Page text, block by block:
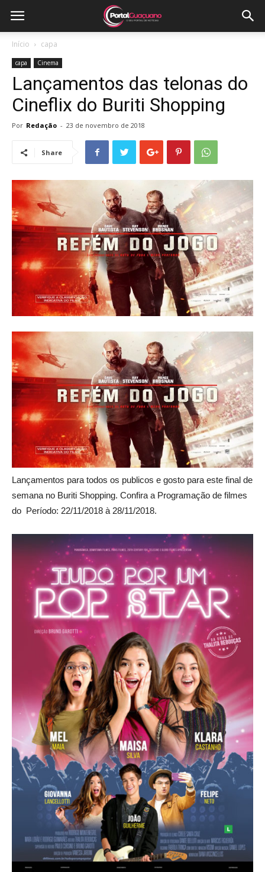
Início capa
capa Cinema
Lançamentos das telonas do
Cineflix do Buriti Shopping
Por Redação - 23 de novembro de 2018
Share
Lançamentos para todos os publicos e gosto para este final de
semana no Buriti Shopping. Confira a Programação de filmes
do Período: 22/11/2018 à 28/11/2018.